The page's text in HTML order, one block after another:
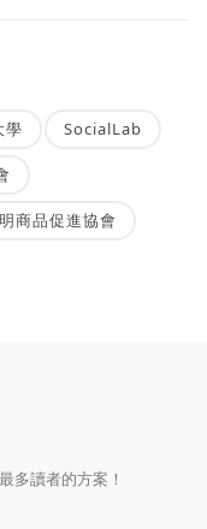
學 SocialLab
商品促進協會
多讀者的方案！